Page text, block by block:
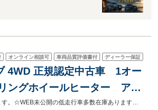
オンライン相談可 車両品質評価書付 ディーラー保証
4WD 正規認定中古車 1オー
グホイールヒーター アコ
トPKG アクティブベンチレ
☆★全国陸送対応可能★☆提携陸送会社にてご希望場所までご納車いたします。☆WEB未公開の低走行車多数在庫あります是非お電話にてお問い合わせください